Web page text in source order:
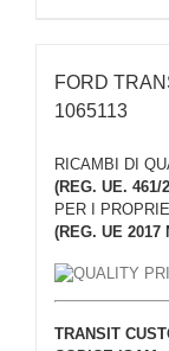
FORD
1065113
RICAMBI DI
(REG. UE. 461/
PER I
(REG. UE 2017
TRANSIT